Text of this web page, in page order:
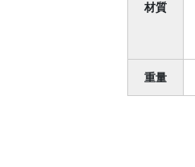
材質
重量